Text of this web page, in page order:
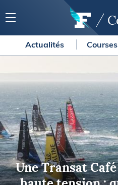
Actualités
Une Transat Café